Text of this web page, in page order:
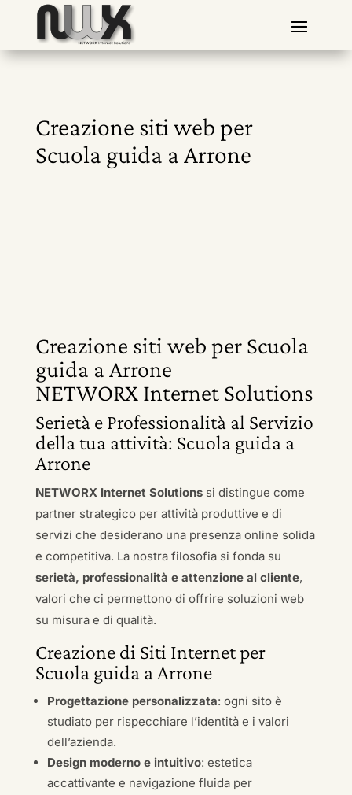
Creazione siti web per
Scuola guida a Arrone
Creazione siti web per Scuola
guida a Arrone
NETWORX Internet Solutions
Serietà e Professionalità al Servizio
della tua attività: Scuola guida a
Arrone
NETWORX Internet Solutionssi distingue come
partner strategico per attività produttive e di
servizi che desiderano una presenza online solida
e competitiva. La nostra filosofia si fonda su
serietà, professionalità e attenzione al cliente,
valori che ci permettono di offrire soluzioni web
su misura e di qualità.
Creazione di Siti Internet per
Scuola guida a Arrone
Progettazione personalizzata: ogni sito è
studiato per rispecchiare l’identità e i valori
dell’azienda.
Design moderno e intuitivo: estetica
accattivante e navigazione fluida per